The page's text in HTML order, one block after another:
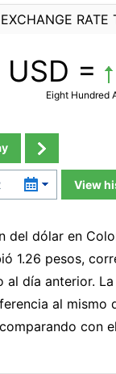
USD =
Eight Hundred
View
del dólar en
1.26 pesos,
al día anterior. La
al mismo
con